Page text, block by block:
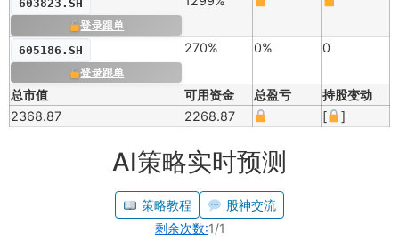
603823.SH
登录跟单
605186.SH
登录跟单
270% 0% 0
总市值 可用资金 总盈亏
持股变动
2368.87
2268.87 [ ]
AI策略实时预测
策略教程
股神交流
剩余次数:1/1